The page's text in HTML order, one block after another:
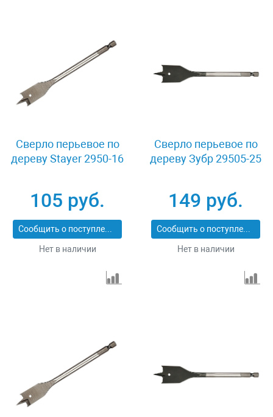
Сверло перьевое по
дереву Stayer 2950-16
105 руб.
Сообщить о поступлении
Нет в наличии
Сверло перьевое по
дереву Зубр 29505-25
149 руб.
Сообщить о поступлении
Нет в наличии